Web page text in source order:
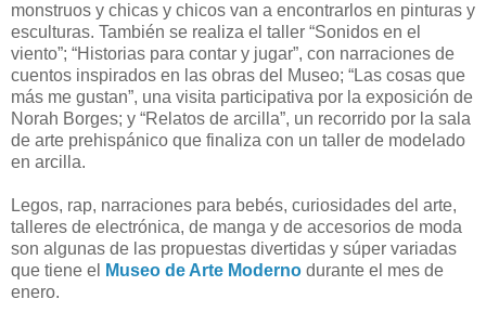
monstruos y chicas y chicos van a encontrarlos en pinturas y
esculturas. También se realiza el taller “Sonidos en el
viento”; “Historias para contar y jugar”, con narraciones de
cuentos inspirados en las obras del Museo; “Las cosas que
más me gustan”, una visita participativa por la exposición de
Norah Borges; y “Relatos de arcilla”, un recorrido por la sala
de arte prehispánico que finaliza con un taller de modelado
en arcilla.
Legos, rap, narraciones para bebés, curiosidades del arte,
talleres de electrónica, de manga y de accesorios de moda
son algunas de las propuestas divertidas y súper variadas
que tiene el
Museo de Arte Moderno durante el mes de
enero.